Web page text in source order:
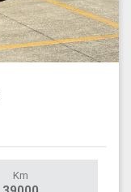
Km